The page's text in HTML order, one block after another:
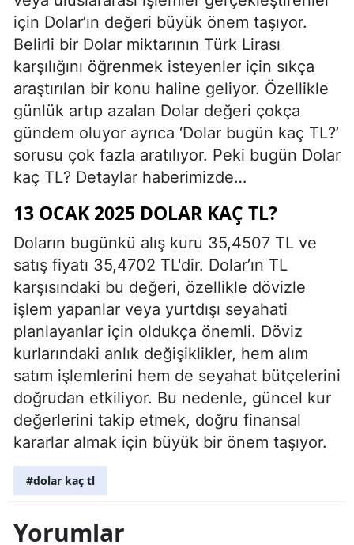
için Dolar’ın değeri büyük önem taşıyor.
Belirli bir Dolar miktarının Türk Lirası
karşılığını öğrenmek isteyenler için sıkça
araştırılan bir konu haline geliyor. Özellikle
günlük artıp azalan Dolar değeri çokça
gündem oluyor ayrıca ‘Dolar bugün kaç TL?’
sorusu çok fazla aratılıyor. Peki bugün Dolar
kaç TL? Detaylar haberimizde…
13 OCAK 2025 DOLAR KAÇ TL?
Doların bugünkü alış kuru 35,4507 TL ve
satış fiyatı 35,4702 TL'dir. Dolar’ın TL
karşısındaki bu değeri, özellikle dövizle
işlem yapanlar veya yurtdışı seyahati
planlayanlar için oldukça önemli. Döviz
kurlarındaki anlık değişiklikler, hem alım
satım işlemlerini hem de seyahat bütçelerini
doğrudan etkiliyor. Bu nedenle, güncel kur
değerlerini takip etmek, doğru finansal
kararlar almak için büyük bir önem taşıyor.
#dolar kaç tl
Yorumlar